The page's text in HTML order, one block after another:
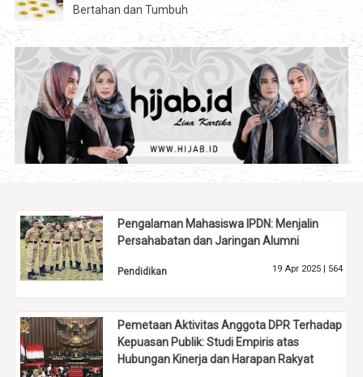
Bertahan dan Tumbuh
Pengalaman Mahasiswa IPDN: Menjalin
Persahabatan dan Jaringan Alumni
Pendidikan 19 Apr 2025 | 564
Pemetaan Aktivitas Anggota DPR Terhadap
Kepuasan Publik: Studi Empiris atas
Hubungan Kinerja dan Harapan Rakyat